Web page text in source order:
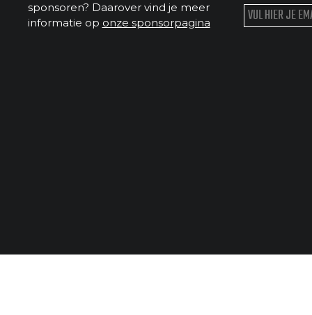
sponsoren? Daarover vind je meer
informatie op onze sponsorpagina